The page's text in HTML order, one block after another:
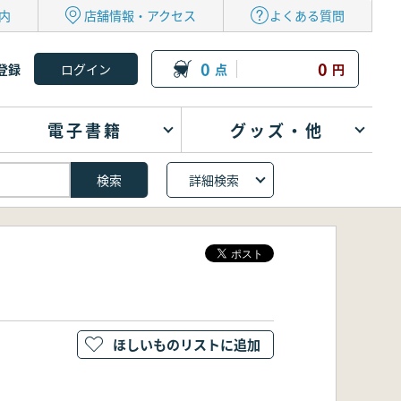
店舗情報・アクセス よくある質問
録 0 点 0 円
電子書籍 グッズ・他
詳細検索
ほしいものリストに追加